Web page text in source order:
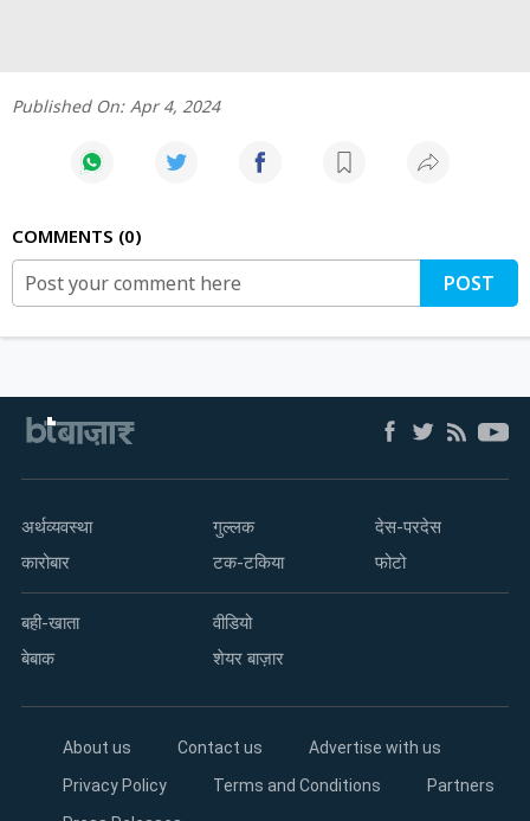
Published On: Apr 4, 2024
COMMENTS 0
POST
अर्थव्यवस्था
कारोबार
गुल्लक
टक-टकिया
देस-परदेस
फोटो
बही-खाता
बेबाक
वीडियो
शेयर बाज़ार
About us Contact us
Advertise with us
Privacy Policy
Terms and Conditions
Partners